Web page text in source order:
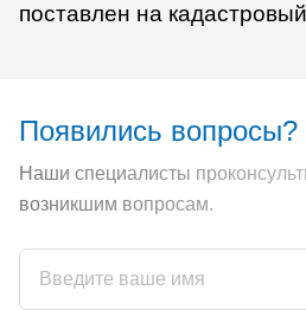
поставлен на
Появились вопросы?
Наши специалисты
возникшим вопросам.